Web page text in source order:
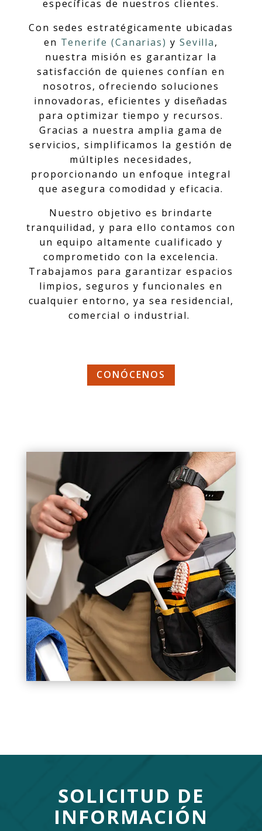
específicas de nuestros clientes.
Con sedes estratégicamente ubicadas
en Tenerife (Canarias) y Sevilla,
nuestra misión es garantizar la
satisfacción de quienes confían en
nosotros, ofreciendo soluciones
innovadoras, eficientes y diseñadas
para optimizar tiempo y recursos.
Gracias a nuestra amplia gama de
servicios, simplificamos la gestión de
múltiples necesidades,
proporcionando un enfoque integral
que asegura comodidad y eficacia.
Nuestro objetivo es brindarte
tranquilidad, y para ello contamos con
un equipo altamente cualificado y
comprometido con la excelencia.
Trabajamos para garantizar espacios
limpios, seguros y funcionales en
cualquier entorno, ya sea residencial,
comercial o industrial.
CONÓCENOS
SOLICITUD DE
INFORMACIÓN